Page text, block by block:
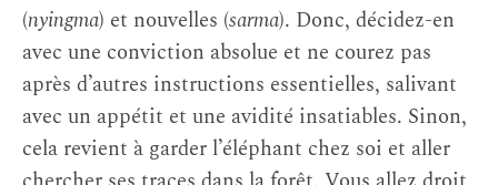
(nyingma) et nouvelles (sarma). Donc, décidez-en
avec une conviction absolue et ne courez pas
après d’autres instructions essentielles, salivant
avec un appétit et une avidité insatiables. Sinon,
cela revient à garder l’éléphant chez soi et aller